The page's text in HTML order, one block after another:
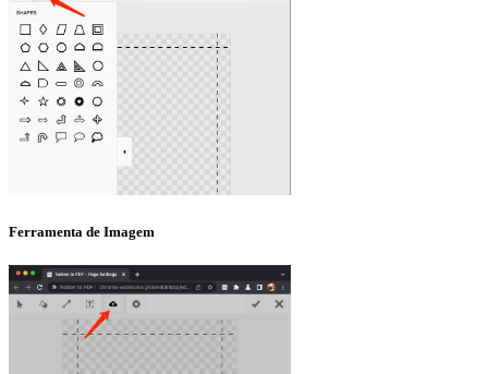
Ferramenta de Imagem